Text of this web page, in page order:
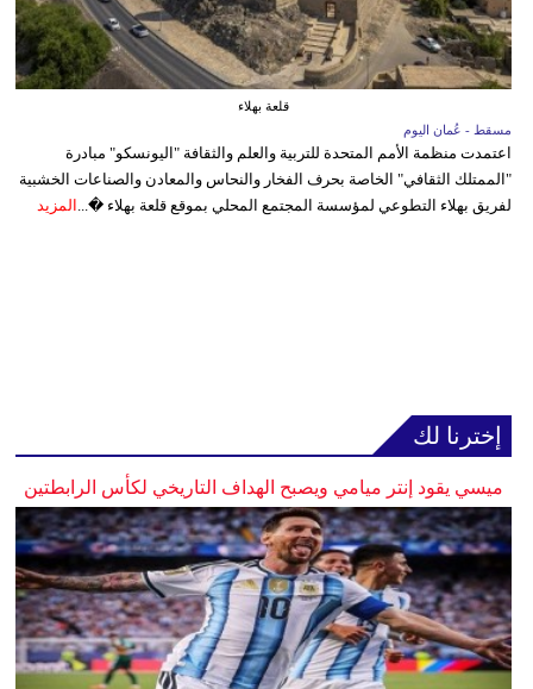
قلعة بهلاء
مسقط - عُمان اليوم
اعتمدت منظمة الأمم المتحدة للتربية والعلم والثقافة "اليونسكو" مبادرة
"الممتلك الثقافي" الخاصة بحرف الفخار والنحاس والمعادن والصناعات الخشبية
لفريق بهلاء التطوعي لمؤسسة المجتمع المحلي بموقع قلعة بهلاء �... المزيد
إخترنا لك
ميسي يقود إنتر ميامي ويصبح الهداف التاريخي لكأس الرابطتين